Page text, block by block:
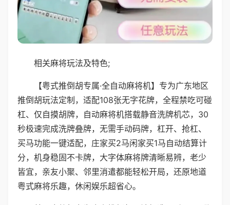
相关麻将玩法及特色;
【粤式推倒胡专属·全自动麻将机】专为广东地区
推倒胡玩法定制，适配108张无字花牌，全程禁吃可碰
杠、仅自摸胡牌，自动麻将机搭载静音洗牌机芯，30
秒极速完成洗牌叠牌，无需手动码牌，杠开、抢杠、
买马功能一键适配，庄家买2马闲家买1马自动结算计
分，机身稳固不卡牌，大字体麻将牌清晰易辨，老少
皆宜，亲友小聚、邻里消遣都能轻松开局，还原地道
粤式麻将乐趣，休闲娱乐超省心。